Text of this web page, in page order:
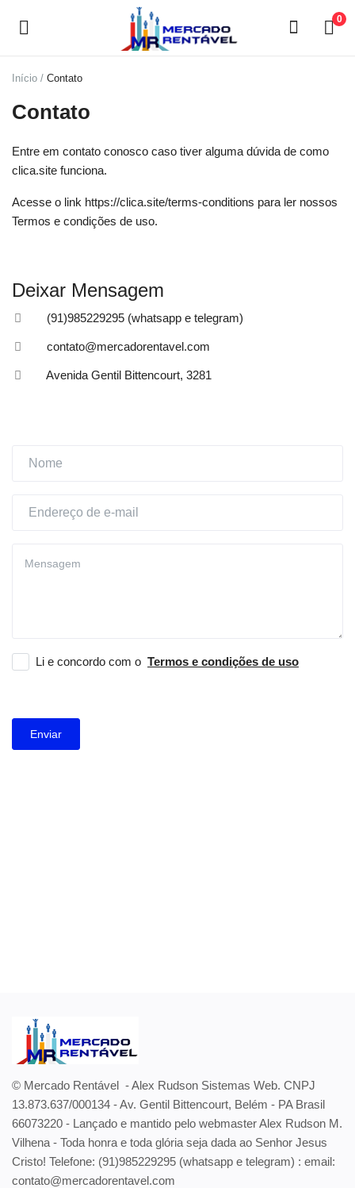
0
agora
Categorias
Lista de desejos
Contato
Blog
Localização
Início Contato
Contato
Entre em contato conosco caso tiver alguma dúvida de como
clica.site funciona.
Acesse o link https://clica.site/terms-conditions para ler nossos
Termos e condições de uso.
Deixar Mensagem
Li e concordo com o Termos e condições de uso
Enviar
(91)985229295 (whatsapp e telegram)
contato@mercadorentavel.com
Avenida Gentil Bittencourt, 3281
© Mercado Rentável - Alex Rudson Sistemas Web. CNPJ
13.873.637/000134 - Av. Gentil Bittencourt, Belém - PA Brasil
66073220 - Lançado e mantido pelo webmaster Alex Rudson M.
Vilhena - Toda honra e toda glória seja dada ao Senhor Jesus
Cristo! Telefone: (91)985229295 (whatsapp e telegram) : email:
contato@mercadorentavel.com